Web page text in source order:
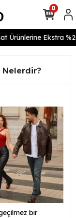
Ürünlerine Ekstra
0
bir